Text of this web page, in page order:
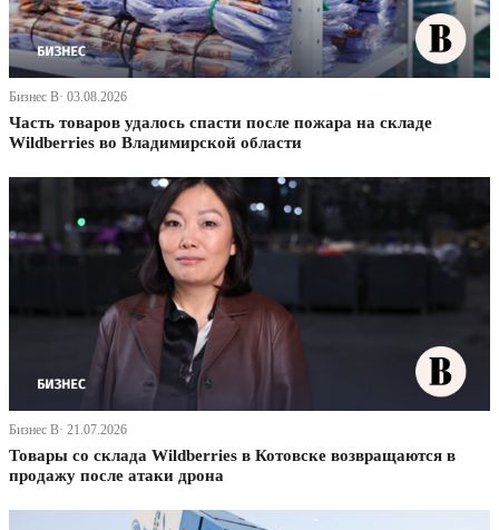
Бизнес В· 03.08.2026
Часть товаров удалось спасти после пожара на складе
Wildberries во Владимирской области
Бизнес В· 21.07.2026
Товары со склада Wildberries в Котовске возвращаются в
продажу после атаки дрона